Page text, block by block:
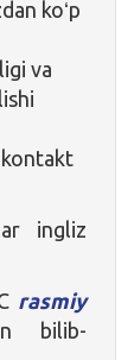
koʻp
va
kontakt
ingliz
rasmiy
bilib­­­­­­­­­­